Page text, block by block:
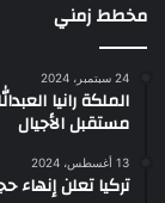
مخطط زمني
24 سبتمبر، 2024
الملكة رانيا
مستقبل الأجيال
13 أغسطس، 2024
تركيا تعلن